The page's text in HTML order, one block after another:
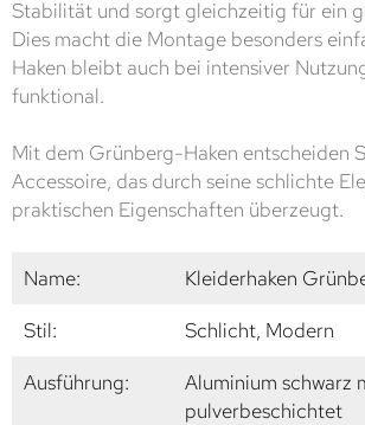
Stabilität und sorgt gleichzeitig für ein
Dies macht die Montage besonders
Haken bleibt auch bei intensiver
funktional.
Mit dem Grünberg-Haken entscheiden
Accessoire, das durch seine schlichte
praktischen Eigenschaften überzeugt.
Name:
Kleiderhaken
Stil:
Schlicht, Modern
Ausführung:
Aluminium schwarz
pulverbeschichtet